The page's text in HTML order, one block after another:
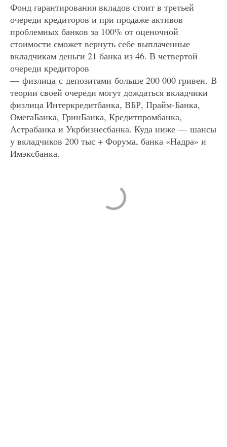
Фонд гарантирования вкладов стоит в третьей
очереди кредиторов и при продаже активов
проблемных банков за 100% от оценочной
стоимости сможет вернуть себе выплаченные
вкладчикам деньги 21 банка из 46. В четвертой
очереди кредиторов
— физлица с депозитами больше 200 000 гривен. В
теории своей очереди могут дождаться вкладчики
физлица Интеркредитбанка, ВБР, Прайм-Банка,
ОмегаБанка, ГринБанка, Кредитпромбанка,
Астрабанка и Укрбизнесбанка. Куда ниже — шансы
у вкладчиков 200 тыс + Форума, банка «Надра» и
Имэксбанка.